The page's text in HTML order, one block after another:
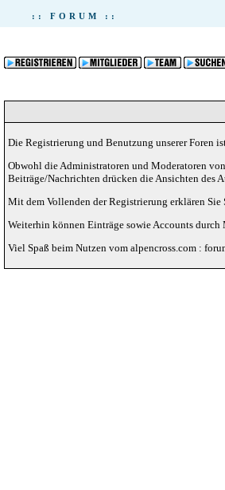
:: FORUM ::
Die Registrierung und Benutzung unserer Foren
Obwohl die Administratoren und Moderatoren
Beiträge/Nachrichten drücken die Ansichten des
Mit dem Vollenden der Registrierung erklären Sie
Weiterhin können Einträge sowie Accounts durch
Viel Spaß beim Nutzen vom alpencross.com :